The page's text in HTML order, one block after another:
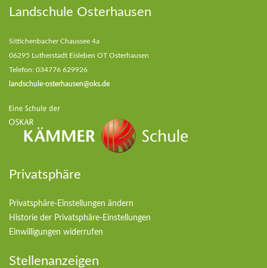
Landschule Osterhausen
Sittichenbacher Chaussee 4a
06295 Lutherstadt Eisleben OT Osterhausen
Telefon: 034776 629926
landschule-osterhausen@oks.de
Privatsphäre
Privatsphäre-Einstellungen ändern
Historie der Privatsphäre-Einstellungen
Einwilligungen widerrufen
Stellenanzeigen